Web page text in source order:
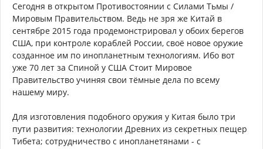
Сегодня в открытом Противостоянии с Силами Тьмы /
Мировым Правительством. Ведь не зря же Китай в
сентябре 2015 года продемонстрировал у обоих берегов
США, при контроле кораблей России, своё новое оружие
созданное им по инопланетным технологиям. Ибо вот
уже 70 лет за Спиной у США Стоит Мировое
Правительство учиняя свои тёмные дела по всему
нашему миру.
Для изготовления подобного оружия у Китая было три
пути развития: технологии Древних из секретных пещер
Тибета; сотрудничество с инопланетянами - с